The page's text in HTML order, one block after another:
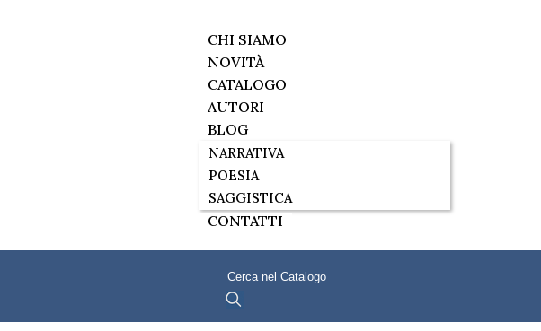
CHI SIAMO
NOVITÀ
CATALOGO
AUTORI
BLOG
NARRATIVA
POESIA
SAGGISTICA
CONTATTI